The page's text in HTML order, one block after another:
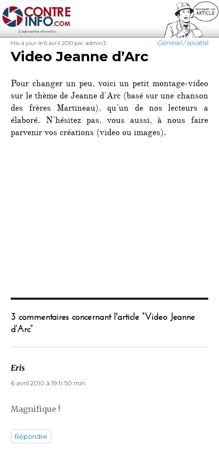
Contre-Info
Publié
le
Mis à jour le 6 avril 2010 Auteur
par admin3 Catégories
Général / société
Video Jeanne d’Arc
Pour changer un peu, voici un petit montage-video
sur le thème de Jeanne d’Arc (basé sur une chanson
des frères Martineau), qu’un de nos lecteurs a
élaboré. N’hésitez pas, vous aussi, à nous faire
parvenir vos créations (video ou images).
3 commentaires concernant l'article “Video Jeanne
d’Arc”
Eris
6 avril 2010 à 19 h 50 min
Magnifique !
Répondre